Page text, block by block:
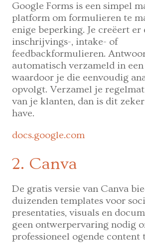
Google Forms is een simpel
platform om formulieren te
enige beperking. Je creëert er
inschrijvings-, intake- of
feedbackformulieren.
automatisch verzameld in een
waardoor je die eenvoudig
opvolgt. Verzamel je
van je klanten, dan is dit
have.
docs.google.com
2. Canva
De gratis versie van Canva
duizenden templates voor
presentaties, visuals en
geen ontwerpervaring nodig
professioneel ogende content